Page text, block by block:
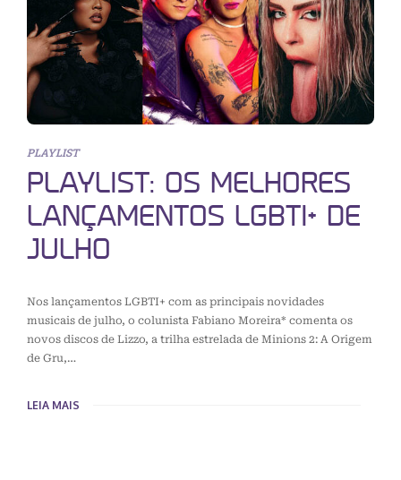
PLAYLIST
PLAYLIST: OS MELHORES
LANÇAMENTOS LGBTI+ DE
JULHO
Nos lançamentos LGBTI+ com as principais novidades
musicais de julho, o colunista Fabiano Moreira* comenta os
novos discos de Lizzo, a trilha estrelada de Minions 2: A Origem
de Gru,…
LEIA MAIS